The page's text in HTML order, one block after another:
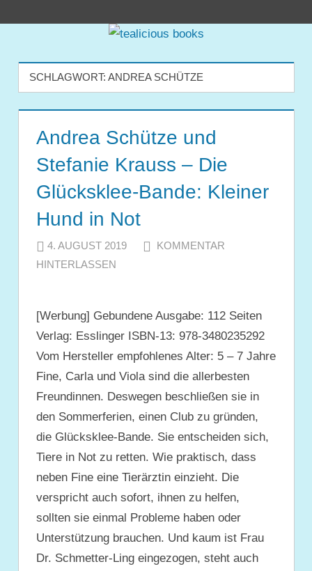
tealicious
books
SCHLAGWORT: ANDREA SCHÜTZE
Andrea Schütze und
Stefanie Krauss – Die
Glücksklee-Bande: Kleiner
Hund in Not
4. AUGUST 2019 JULIA
KOMMENTAR
HINTERLASSEN
[Werbung] Gebundene Ausgabe: 112 Seiten
Verlag: Esslinger ISBN-13: 978-3480235292
Vom Hersteller empfohlenes Alter: 5 – 7 Jahre
Fine, Carla und Viola sind die allerbesten
Freundinnen. Deswegen beschließen sie in
den Sommerferien, einen Club zu gründen,
die Glücksklee-Bande. Sie entscheiden sich,
Tiere in Not zu retten. Wie praktisch, dass
neben Fine eine Tierärztin einzieht. Die
verspricht auch sofort, ihnen zu helfen,
sollten sie einmal Probleme haben oder
Unterstützung brauchen. Und kaum ist Frau
Dr. Schmetter-Ling eingezogen, steht auch